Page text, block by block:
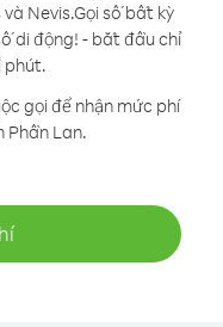
Nevis.Gọi số bất kỳ
di động! - bắt đầu chỉ
phút.
gọi để nhận mức phí
Lan.